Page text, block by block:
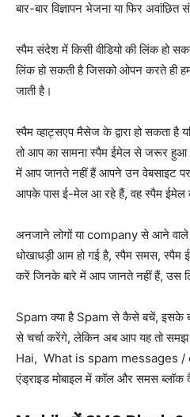
बार-बार विज्ञापन भेजना या फिर
स्पैम संदेश में किसी वीडियो की लिंक हो
लिंक हो सकती है जिसको ओपन करते ही
जाती है।
स्पैम व्हाट्सएप मैसेज के द्वारा हो सकता
तो आप का सामना स्पैम ईमेल से जरूर हुआ
में आप जानते नहीं हैं आपने उन वेबसाइट पर
आपके पास ई-मेल आ रहे हैं, वह स्पैम ईमेल
अनजाने लोगों या company से आने
धोखाधड़ी आम हो गई है, स्पैम समस, स्पैम
करें जिनके बारे में आप जानते नहीं हैं, उस
Spam क्या है Spam से कैसे बचें, इसके
से चर्चा करेंगे, लेकिन अब आप यह तो
Hai, What is spam messages /
एंड्राइड मोबाइल में कॉल और समस